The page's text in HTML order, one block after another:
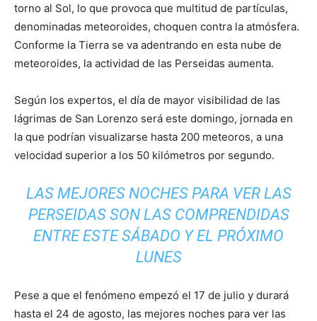
torno al Sol, lo que provoca que multitud de partículas,
denominadas meteoroides, choquen contra la atmósfera.
Conforme la Tierra se va adentrando en esta nube de
meteoroides, la actividad de las Perseidas aumenta.
Según los expertos, el día de mayor visibilidad de las
lágrimas de San Lorenzo será este domingo, jornada en
la que podrían visualizarse hasta 200 meteoros, a una
velocidad superior a los 50 kilómetros por segundo.
LAS MEJORES NOCHES PARA VER LAS
PERSEIDAS SON LAS COMPRENDIDAS
ENTRE ESTE SÁBADO Y EL PRÓXIMO
LUNES
Pese a que el fenómeno empezó el 17 de julio y durará
hasta el 24 de agosto, las mejores noches para ver las